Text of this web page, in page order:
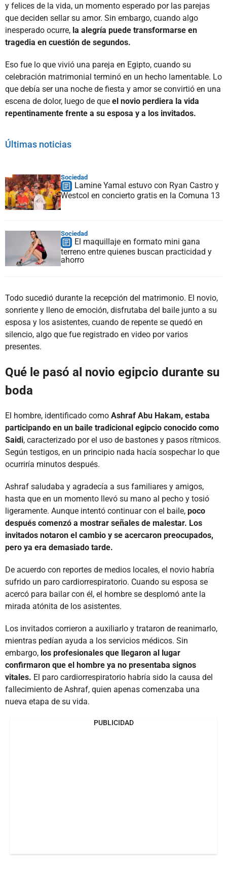
y felices de la vida, un momento esperado por las parejas
que deciden sellar su amor. Sin embargo, cuando algo
inesperado ocurre, la alegría puede transformarse en
tragedia en cuestión de segundos.
Eso fue lo que vivió una pareja en Egipto, cuando su
celebración matrimonial terminó en un hecho lamentable. Lo
que debía ser una noche de fiesta y amor se convirtió en una
escena de dolor, luego de que el novio perdiera la vida
repentinamente frente a su esposa y a los invitados.
Últimas noticias
Sociedad
Lamine Yamal estuvo con Ryan Castro y
Westcol en concierto gratis en la Comuna 13
Sociedad
El maquillaje en formato mini gana
terreno entre quienes buscan practicidad y
ahorro
Todo sucedió durante la recepción del matrimonio. El novio,
sonriente y lleno de emoción, disfrutaba del baile junto a su
esposa y los asistentes, cuando de repente se quedó en
silencio, algo que fue registrado en video por varios
presentes.
Qué le pasó al novio egipcio durante su
boda
El hombre, identificado como Ashraf Abu Hakam, estaba
participando en un baile tradicional egipcio conocido como
Saidi, caracterizado por el uso de bastones y pasos rítmicos.
Según testigos, en un principio nada hacía sospechar lo que
ocurriría minutos después.
Ashraf saludaba y agradecía a sus familiares y amigos,
hasta que en un momento llevó su mano al pecho y tosió
ligeramente. Aunque intentó continuar con el baile, poco
después comenzó a mostrar señales de malestar. Los
invitados notaron el cambio y se acercaron preocupados,
pero ya era demasiado tarde.
De acuerdo con reportes de medios locales, el novio habría
sufrido un paro cardiorrespiratorio. Cuando su esposa se
acercó para bailar con él, el hombre se desplomó ante la
mirada atónita de los asistentes.
Los invitados corrieron a auxiliarlo y trataron de reanimarlo,
mientras pedían ayuda a los servicios médicos. Sin
embargo, los profesionales que llegaron al lugar
confirmaron que el hombre ya no presentaba signos
vitales. El paro cardiorrespiratorio habría sido la causa del
fallecimiento de Ashraf, quien apenas comenzaba una
nueva etapa de su vida.
PUBLICIDAD